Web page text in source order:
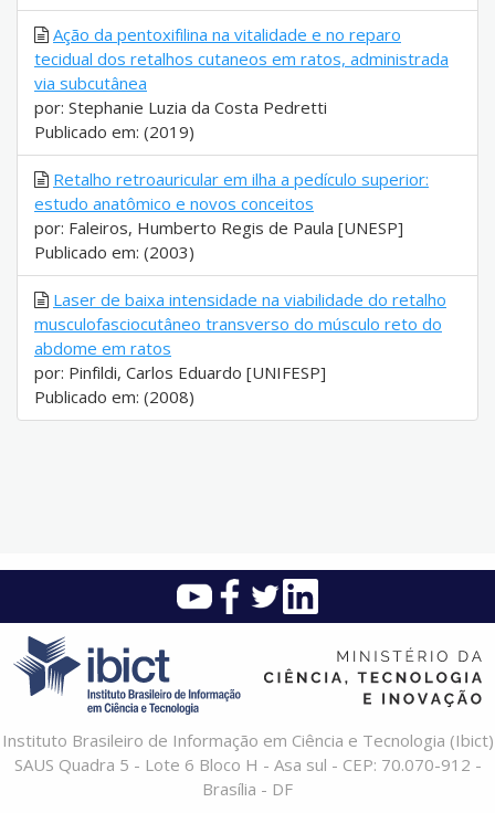
Ação da pentoxifilina na vitalidade e no reparo
tecidual dos retalhos cutaneos em ratos, administrada
via subcutânea
por: Stephanie Luzia da Costa Pedretti
Publicado em: (2019)
Retalho retroauricular em ilha a pedículo superior:
estudo anatômico e novos conceitos
por: Faleiros, Humberto Regis de Paula [UNESP]
Publicado em: (2003)
Laser de baixa intensidade na viabilidade do retalho
musculofasciocutâneo transverso do músculo reto do
abdome em ratos
por: Pinfildi, Carlos Eduardo [UNIFESP]
Publicado em: (2008)
Instituto Brasileiro de Informação em Ciência e Tecnologia (Ibict)
SAUS Quadra 5 - Lote 6 Bloco H - Asa sul - CEP: 70.070-912 -
Brasília - DF